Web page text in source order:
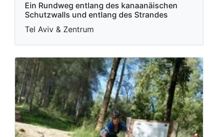
Ein Rundweg entlang des kanaanäischen
Schutzwalls und entlang des Strandes
Tel Aviv & Zentrum